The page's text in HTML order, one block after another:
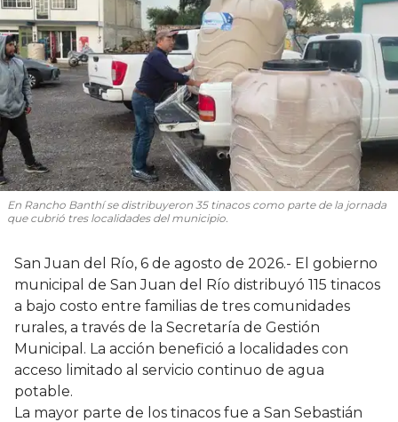
En Rancho Banthí se distribuyeron 35 tinacos como parte de la jornada
que cubrió tres localidades del municipio.
San Juan del Río, 6 de agosto de 2026.- El gobierno
municipal de San Juan del Río distribuyó 115 tinacos
a bajo costo entre familias de tres comunidades
rurales, a través de la Secretaría de Gestión
Municipal. La acción benefició a localidades con
acceso limitado al servicio continuo de agua
potable.
La mayor parte de los tinacos fue a San Sebastián